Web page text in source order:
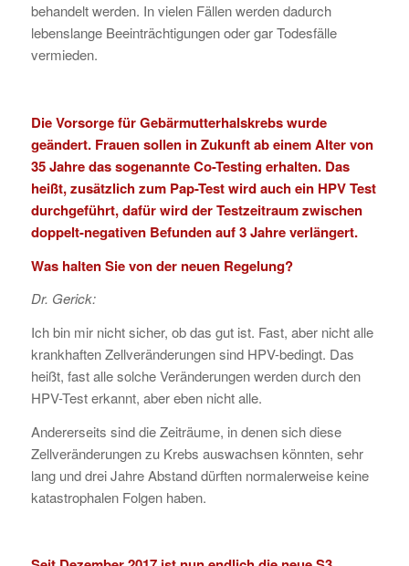
behandelt werden. In vielen Fällen werden dadurch
lebenslange Beeinträchtigungen oder gar Todesfälle
vermieden.
Die Vorsorge für Gebärmutterhalskrebs wurde
geändert. Frauen sollen in Zukunft ab einem Alter von
35 Jahre das sogenannte Co-Testing erhalten. Das
heißt, zusätzlich zum Pap-Test wird auch ein HPV Test
durchgeführt, dafür wird der Testzeitraum zwischen
doppelt-negativen Befunden auf 3 Jahre verlängert.
Was halten Sie von der neuen Regelung?
Dr. Gerick:
Ich bin mir nicht sicher, ob das gut ist. Fast, aber nicht alle
krankhaften Zellveränderungen sind HPV-bedingt. Das
heißt, fast alle solche Veränderungen werden durch den
HPV-Test erkannt, aber eben nicht alle.
Andererseits sind die Zeiträume, in denen sich diese
Zellveränderungen zu Krebs auswachsen könnten, sehr
lang und drei Jahre Abstand dürften normalerweise keine
katastrophalen Folgen haben.